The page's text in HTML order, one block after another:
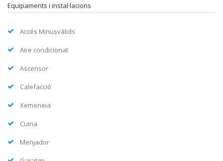
Equipaments i instal·lacions
Accés Minusvàlids
Aire condicionat
Ascensor
Calefacció
Xemeneia
Cuina
Menjador